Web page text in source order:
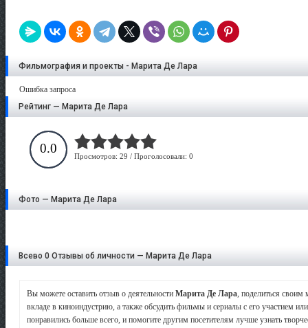
Фильмография и проекты - Марита Де Лара
Ошибка запроса
Рейтинг — Марита Де Лара
0.0
Просмотров: 29 / Проголосовали: 0
Фото — Марита Де Лара
Всево 0 Отзывы об личности — Марита Де Лара
Вы можете оставить отзыв о деятельности Марита Де Лара, поделиться своим
вкладе в киноиндустрию, а также обсудить фильмы и сериалы с его участием
понравились больше всего, и помогите другим посетителям лучше узнать